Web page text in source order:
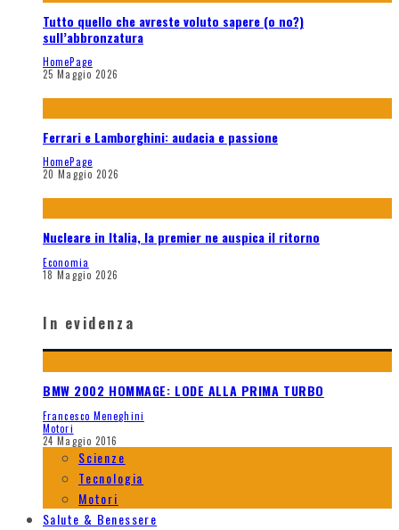
Tutto quello che avreste voluto sapere (o no?)
sull’abbronzatura
HomePage
25 Maggio 2026
Ferrari e Lamborghini: audacia e passione
HomePage
20 Maggio 2026
Nucleare in Italia, la premier ne auspica il ritorno
Economia
18 Maggio 2026
In evidenza
BMW 2002 HOMMAGE: LODE ALLA PRIMA TURBO
Francesco Meneghini
Motori
24 Maggio 2016
Scienze
Tecnologia
Motori
Salute & Benessere